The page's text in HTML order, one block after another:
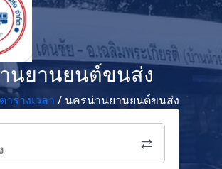
นยานยนต์ขนส่ง
ตารางเวลา / นครน่านยานยนต์ขนส่ง